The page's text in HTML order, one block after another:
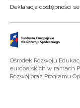
Deklaracja dostępności
Ośrodek Rozwoju
europejskich w ramach
Rozwój oraz Programu